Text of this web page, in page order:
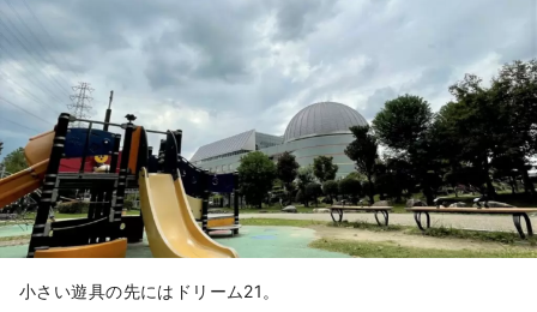
小さい遊具の先にはドリーム21。